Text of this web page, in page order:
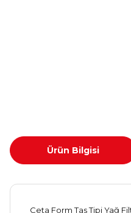
Ürün Bilgisi
Ceta Form Tas Tipi Yağ